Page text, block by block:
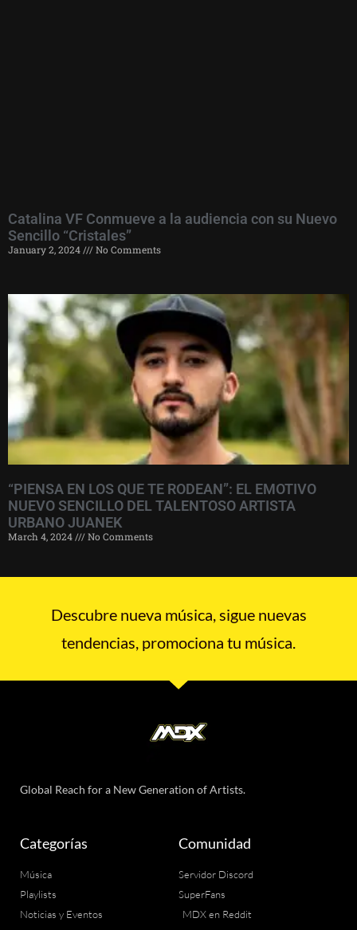
Catalina VF Conmueve a la audiencia con su Nuevo
Sencillo “Cristales”
January 2, 2024 No Comments
“PIENSA EN LOS QUE TE RODEAN”: EL EMOTIVO
NUEVO SENCILLO DEL TALENTOSO ARTISTA
URBANO JUANEK
March 4, 2024 No Comments
Descubre nueva música, sigue nuevas
tendencias, promociona tu música.
Global Reach for a New Generation of Artists.
Categorías
Música
Playlists
Noticias y Eventos
Comunidad
Servidor Discord
SuperFans
MDX en Reddit